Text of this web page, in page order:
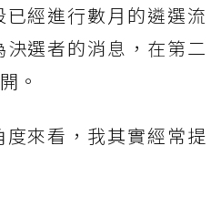
經進行數月的遴選流
選者的消息，在第二
。
來看，我其實經常提